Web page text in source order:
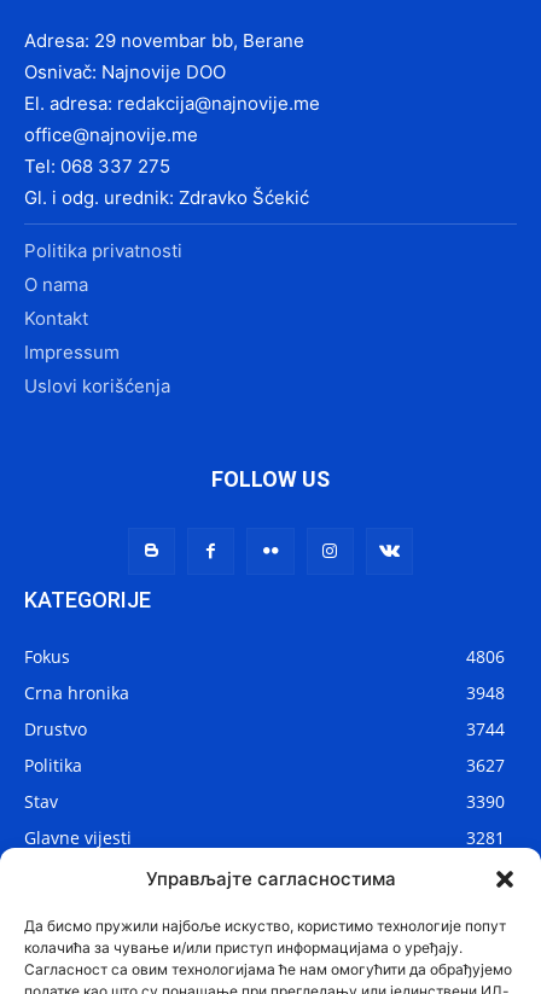
Управљајте сагласностима
Да бисмо пружили најбоље искуство, користимо технологије попут
колачића за чување и/или приступ информацијама о уређају.
Сагласност са овим технологијама ће нам омогућити да обрађујемо
Adresa: 29 novembar bb, Berane
Osnivač: Najnovije DOO
El. adresa: redakcija@najnovije.me
office@najnovije.me
Tel: 068 337 275
Gl. i odg. urednik: Zdravko Šćekić
Politika privatnosti
O nama
Kontakt
Impressum
Uslovi korišćenja
FOLLOW US
KATEGORIJE
Fokus
4806
Crna hronika
3948
Drustvo
3744
Politika
3627
Stav
3390
Glavne vijesti
3281
2904